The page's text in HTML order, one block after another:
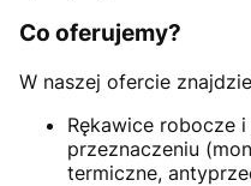
Co oferujemy?
W naszej ofercie
Rękawice robocze
przeznaczeniu
termiczne,